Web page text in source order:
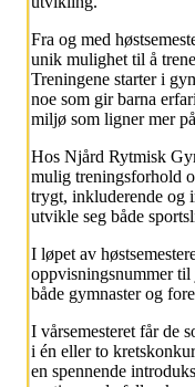
Fra og med
unik mulighet til å
Treningene starter i
noe som gir barna
miljø som ligner mer
Hos Njård Rytmisk
mulig treningsforhold
trygt, inkluderende og
utvikle seg både
I løpet av
oppvisningsnummer
både gymnaster og
I vårsemesteret får de
i én eller to
en spennende